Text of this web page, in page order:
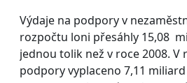
Výdaje na podpory v
rozpočtu loni přesáhly 15,08
jednou tolik než v roce 2008. V
podpory vyplaceno 7,11